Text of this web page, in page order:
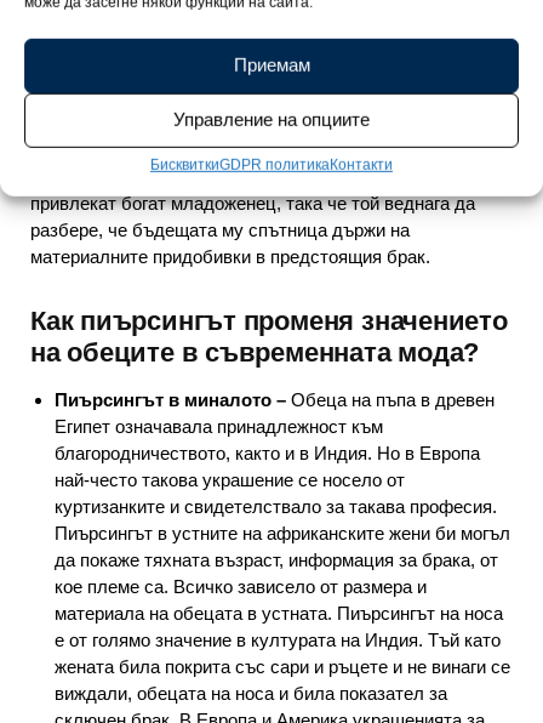
Приемам
Управление на опциите
БисквиткиGDPR политикаКонтакти
По време на Ренесанса обеците започнали да се
възприемат като бижута за благородниците. Жените
носели украшения от скъпи материали, главно за да
покажат статута на съпруга си. Също така, за да
привлекат богат младоженец, така че той веднага да
разбере, че бъдещата му спътница държи на
материалните придобивки в предстоящия брак.
Как пиърсингът променя значението
на обеците в съвременната мода?
Пиърсингът в миналото – Обеца на пъпа в древен
Египет означавала принадлежност към
благородничеството, както и в Индия. Но в Европа
най-често такова украшение се носело от
куртизанките и свидетелствало за такава професия.
Пиърсингът в устните на африканските жени би могъл
да покаже тяхната възраст, информация за брака, от
кое племе са. Всичко зависело от размера и
материала на обецата в устната. Пиърсингът на носа
е от голямо значение в културата на Индия. Тъй като
жената била покрита със сари и ръцете и не винаги се
виждали, обецата на носа и била показател за